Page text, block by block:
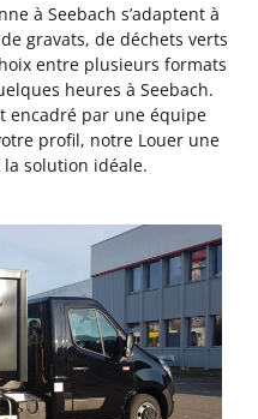
à Seebach s’adaptent à
gravats, de déchets verts
entre plusieurs formats
heures à Seebach.
encadré par une équipe
profil, notre Louer une
la solution idéale.